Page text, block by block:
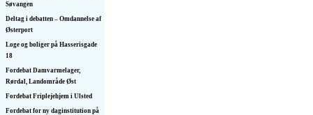
Søvangen
Deltag i debatten – Omdannelse af
Østerport
Loge og boliger på Hasserisgade
18
Fordebat Damvarmelager,
Rørdal, Landområde Øst
Fordebat Friplejehjem i Ulsted
Fordebat for ny daginstitution på